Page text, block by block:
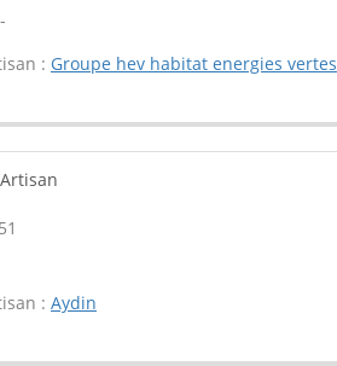
: Groupe hev habitat energies vertes
Artisan
: Aydin